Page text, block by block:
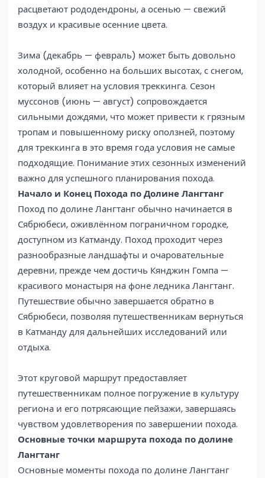
расцветают рододендроны, а осенью — свежий
воздух и красивые осенние цвета.
Зима (декабрь — февраль) может быть довольно
холодной, особенно на больших высотах, с снегом,
который влияет на условия треккинга. Сезон
муссонов (июнь — август) сопровождается
сильными дождями, что может привести к грязным
тропам и повышенному риску оползней, поэтому
для треккинга в это время года условия не самые
подходящие. Понимание этих сезонных изменений
важно для успешного планирования похода.
Начало и Конец Похода по Долине Лангтанг
Поход по долине Лангтанг обычно начинается в
Сябрюбеси, оживлённом пограничном городке,
доступном из Катманду. Поход проходит через
разнообразные ландшафты и очаровательные
деревни, прежде чем достичь Кянджин Гомпа —
красивого монастыря на фоне ледника Лангтанг.
Путешествие обычно завершается обратно в
Сябрюбеси, позволяя путешественникам вернуться
в Катманду для дальнейших исследований или
отдыха.
Этот круговой маршрут предоставляет
путешественникам полное погружение в культуру
региона и его потрясающие пейзажи, завершаясь
чувством удовлетворения по завершении похода.
Основные точки маршрута похода по долине
Лангтанг
Основные моменты похода по долине Лангтанг